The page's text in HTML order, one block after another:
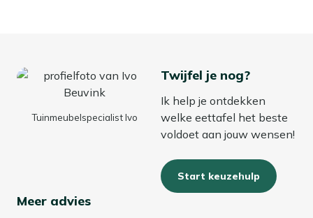
Tuinmeubelspecialist Ivo
Twijfel je nog?
Ik help je ontdekken
welke eettafel het beste
voldoet aan jouw wensen!
Start keuzehulp
Meer advies